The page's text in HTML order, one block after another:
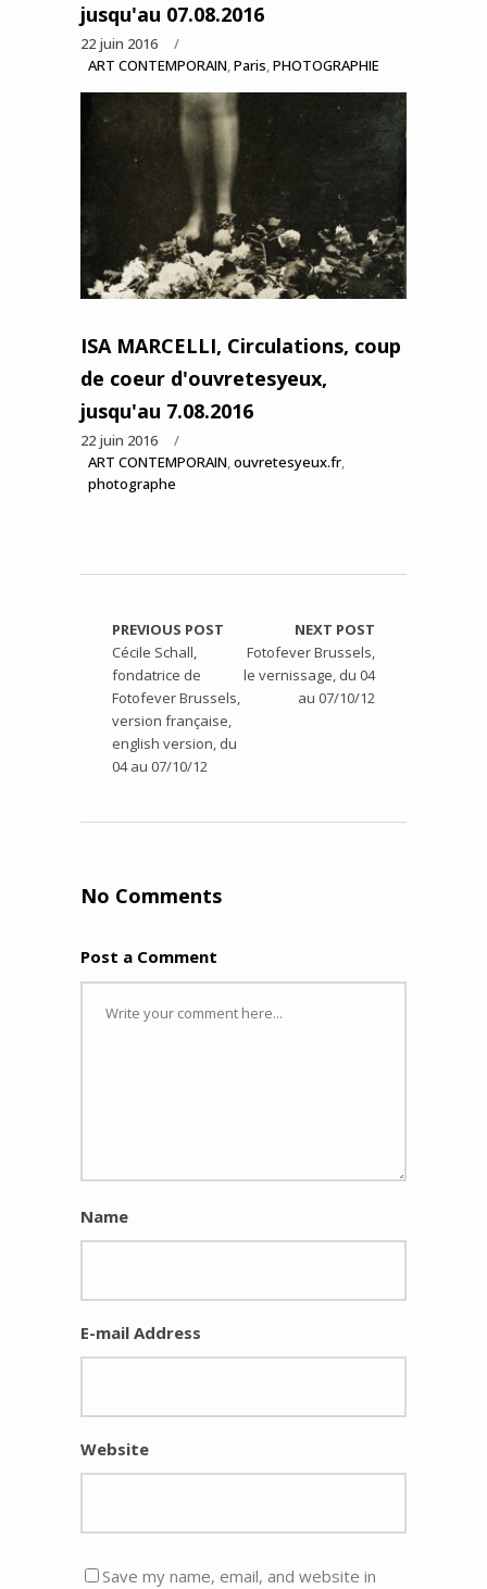
jusqu'au 07.08.2016
22 juin 2016
ART CONTEMPORAIN,Paris,PHOTOGRAPHIE
ISA MARCELLI, Circulations, coup
de coeur d'ouvretesyeux,
jusqu'au 7.08.2016
22 juin 2016
ART CONTEMPORAIN,ouvretesyeux.fr,
photographe
PREVIOUS POST
Cécile Schall,
fondatrice de
Fotofever Brussels,
version française,
english version, du
04 au 07/10/12
NEXT POST
Fotofever Brussels,
le vernissage, du 04
au 07/10/12
No Comments
Post a Comment
Name
E-mail Address
Website
Save my name, email, and website in